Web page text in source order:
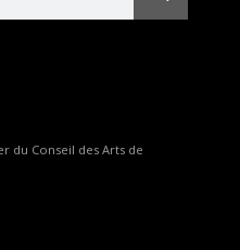
du Conseil des Arts de